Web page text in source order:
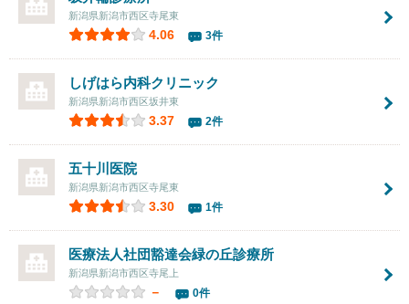
新潟県新潟市西区寺尾東
4.06 3件
しげはら内科クリニック
新潟県新潟市西区坂井東
3.37 2件
五十川医院
新潟県新潟市西区寺尾東
3.30 1件
医療法人社団豁達会緑の丘診療所
新潟県新潟市西区寺尾上
－ 0件